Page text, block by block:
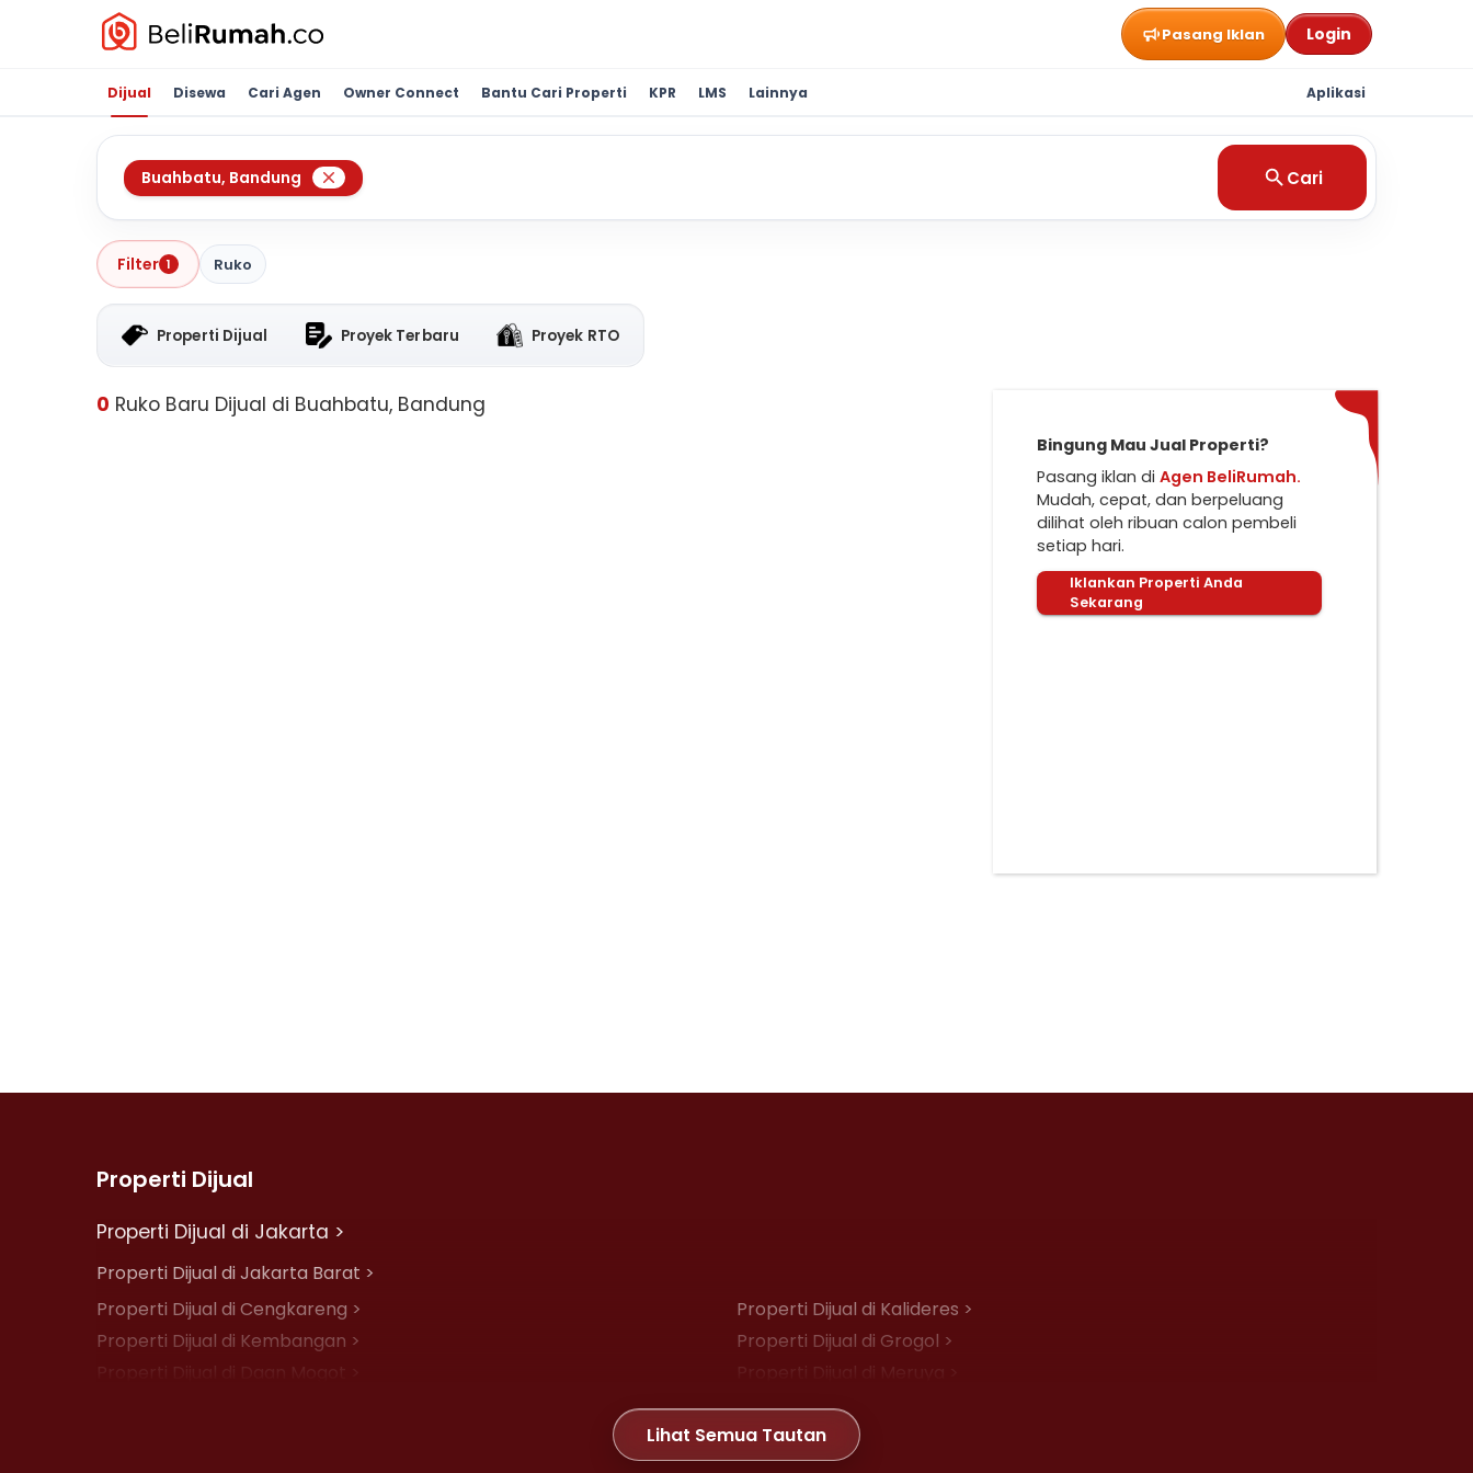
Pasang Iklan Login
Dijual Disewa Cari Agen Owner Connect Bantu Cari Properti KPR LMS Lainnya Aplikasi
Buahbatu, Bandung Cari
Filter 1 Ruko
Properti Dijual Proyek Terbaru Proyek RTO
0 Ruko Baru Dijual di Buahbatu, Bandung
Bingung Mau Jual Properti?
Pasang iklan di Agen BeliRumah.
Mudah, cepat, dan berpeluang
dilihat oleh ribuan calon pembeli
setiap hari.
Iklankan Properti Anda
Sekarang
Properti Dijual
Properti Dijual di Jakarta >
Properti Dijual di Jakarta Barat >
Properti Dijual di Cengkareng >
Properti Dijual di Kalideres >
Properti Dijual di Kembangan >
Properti Dijual di Grogol >
Properti Dijual di Daan Mogot >
Properti Dijual di Meruya >
Properti Dijual di Joglo >
Lihat Semua Tautan